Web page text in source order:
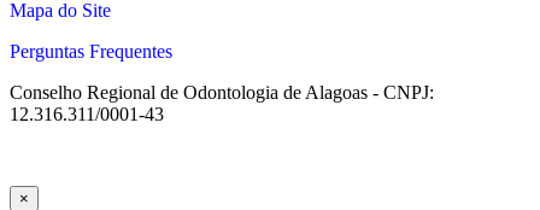
Mapa do Site
Perguntas Frequentes
Conselho Regional de Odontologia de Alagoas - CNPJ:
12.316.311/0001-43
×